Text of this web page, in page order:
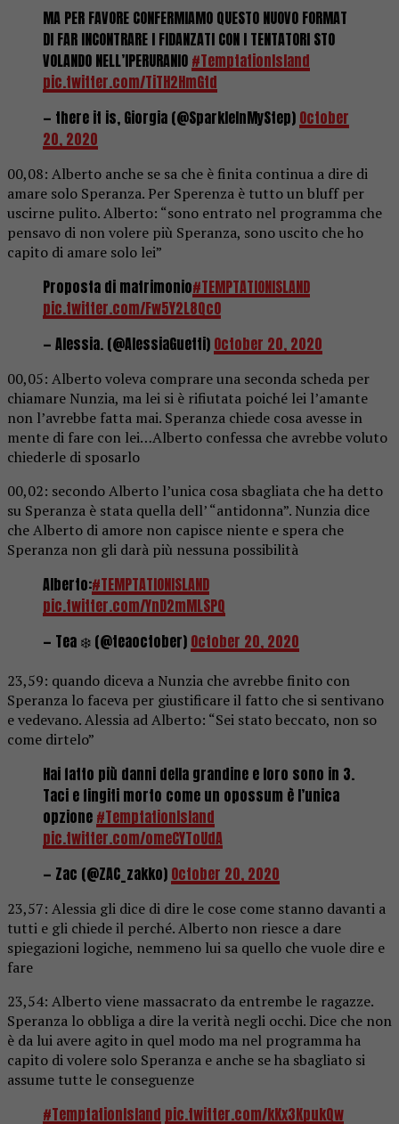
MA PER FAVORE CONFERMIAMO QUESTO NUOVO FORMAT
DI FAR INCONTRARE I FIDANZATI CON I TENTATORI STO
VOLANDO NELL’IPERURANIO #TemptationIsland
pic.twitter.com/TiTH2HmGtd
— there it is, Giorgia (@SparkleInMyStep) October
20, 2020
00,08: Alberto anche se sa che è finita continua a dire di
amare solo Speranza. Per Sperenza è tutto un bluff per
uscirne pulito. Alberto: “sono entrato nel programma che
pensavo di non volere più Speranza, sono uscito che ho
capito di amare solo lei”
Proposta di matrimonio#TEMPTATIONISLAND
pic.twitter.com/Fw5Y2L8QcO
— Alessia. (@AlessiaGuetti) October 20, 2020
00,05: Alberto voleva comprare una seconda scheda per
chiamare Nunzia, ma lei si è rifiutata poiché lei l’amante
non l’avrebbe fatta mai. Speranza chiede cosa avesse in
mente di fare con lei…Alberto confessa che avrebbe voluto
chiederle di sposarlo
00,02: secondo Alberto l’unica cosa sbagliata che ha detto
su Speranza è stata quella dell’ “antidonna”. Nunzia dice
che Alberto di amore non capisce niente e spera che
Speranza non gli darà più nessuna possibilità
Alberto:#TEMPTATIONISLAND
pic.twitter.com/YnD2mMLSPQ
— Tea ❄️ (@teaoctober) October 20, 2020
23,59: quando diceva a Nunzia che avrebbe finito con
Speranza lo faceva per giustificare il fatto che si sentivano
e vedevano. Alessia ad Alberto: “Sei stato beccato, non so
come dirtelo”
Hai fatto più danni della grandine e loro sono in 3.
Taci e fingiti morto come un opossum è l’unica
opzione #TemptationIsland
pic.twitter.com/omeCYToUdA
— Zac (@ZAC_zakko) October 20, 2020
23,57: Alessia gli dice di dire le cose come stanno davanti a
tutti e gli chiede il perché. Alberto non riesce a dare
spiegazioni logiche, nemmeno lui sa quello che vuole dire e
fare
23,54: Alberto viene massacrato da entrembe le ragazze.
Speranza lo obbliga a dire la verità negli occhi. Dice che non
è da lui avere agito in quel modo ma nel programma ha
capito di volere solo Speranza e anche se ha sbagliato si
assume tutte le conseguenze
#TemptationIsland pic.twitter.com/kKx3KpukQw